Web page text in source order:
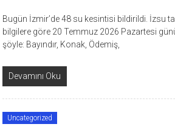
Bugün İzmir’de 48 su kesintisi bildirildi. İzsu
bilgilere göre 20 Temmuz 2026 Pazartesi
şöyle: Bayındır, Konak, Ödemiş,
Devamını Oku
Uncategorized